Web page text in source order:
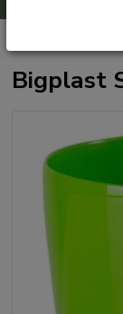
Bigplast